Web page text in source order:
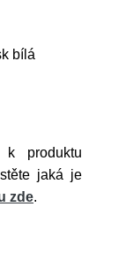
bílá
produktu
jaká je
zde.